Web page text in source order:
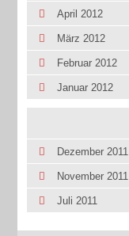
April 2012
März 2012
Februar 2012
Januar 2012
Dezember 2011
November 2011
Juli 2011